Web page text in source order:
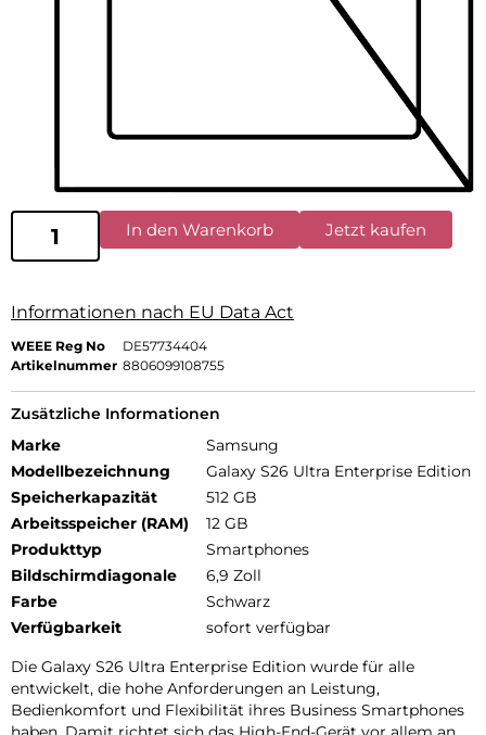
In den Warenkorb Jetzt kaufen
Informationen nach EU Data Act
WEEE Reg No
DE57734404
Artikelnummer 8806099108755
Zusätzliche Informationen
Marke
Samsung
Modellbezeichnung
Galaxy S26 Ultra Enterprise Edition
Speicherkapazität
512 GB
Arbeitsspeicher (RAM)
12 GB
Produkttyp
Smartphones
Bildschirmdiagonale
6,9 Zoll
Farbe
Schwarz
Verfügbarkeit
sofort verfügbar
Die Galaxy S26 Ultra Enterprise Edition wurde für alle
entwickelt, die hohe Anforderungen an Leistung,
Bedienkomfort und Flexibilität ihres Business Smartphones